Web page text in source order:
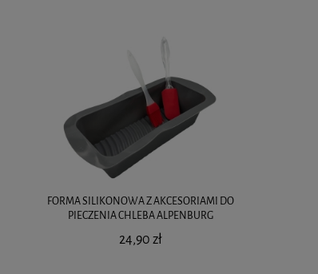
FORMA SILIKONOWA Z AKCESORIAMI DO
PIECZENIA CHLEBA ALPENBURG
24,90 zł